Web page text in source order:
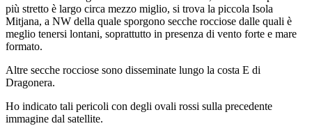
più stretto è largo circa mezzo miglio, si trova la piccola Isola
Mitjana, a NW della quale sporgono secche rocciose dalle quali è
meglio tenersi lontani, soprattutto in presenza di vento forte e mare
formato.
Altre secche rocciose sono disseminate lungo la costa E di
Dragonera.
Ho indicato tali pericoli con degli ovali rossi sulla precedente
immagine dal satellite.